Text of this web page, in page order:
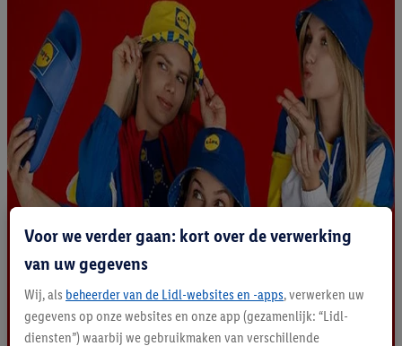
Voor we verder gaan: kort over de verwerking
van uw gegevens
Wij, als beheerder van de Lidl-websites en -apps, verwerken uw
gegevens op onze websites en onze app (gezamenlijk: “Lidl-
diensten”) waarbij we gebruikmaken van verschillende